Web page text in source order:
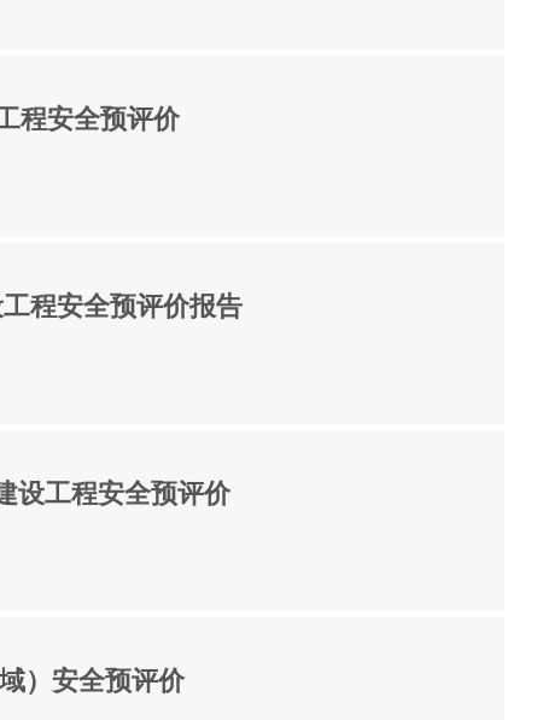
程安全预评价
程安全预评价报告
设工程安全预评价
）安全预评价